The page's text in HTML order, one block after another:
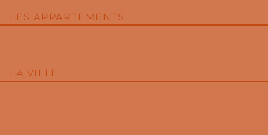
LES APPARTEMENTS
LA VILLE